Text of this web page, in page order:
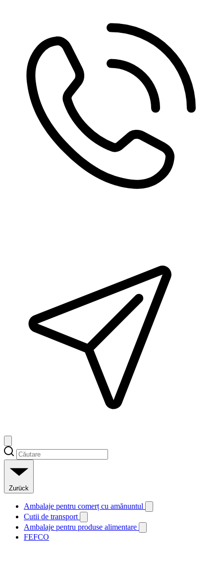
Zurück
Ambalaje pentru comerț cu amănuntul
Cutii de transport
Ambalaje pentru produse alimentare
FEFCO